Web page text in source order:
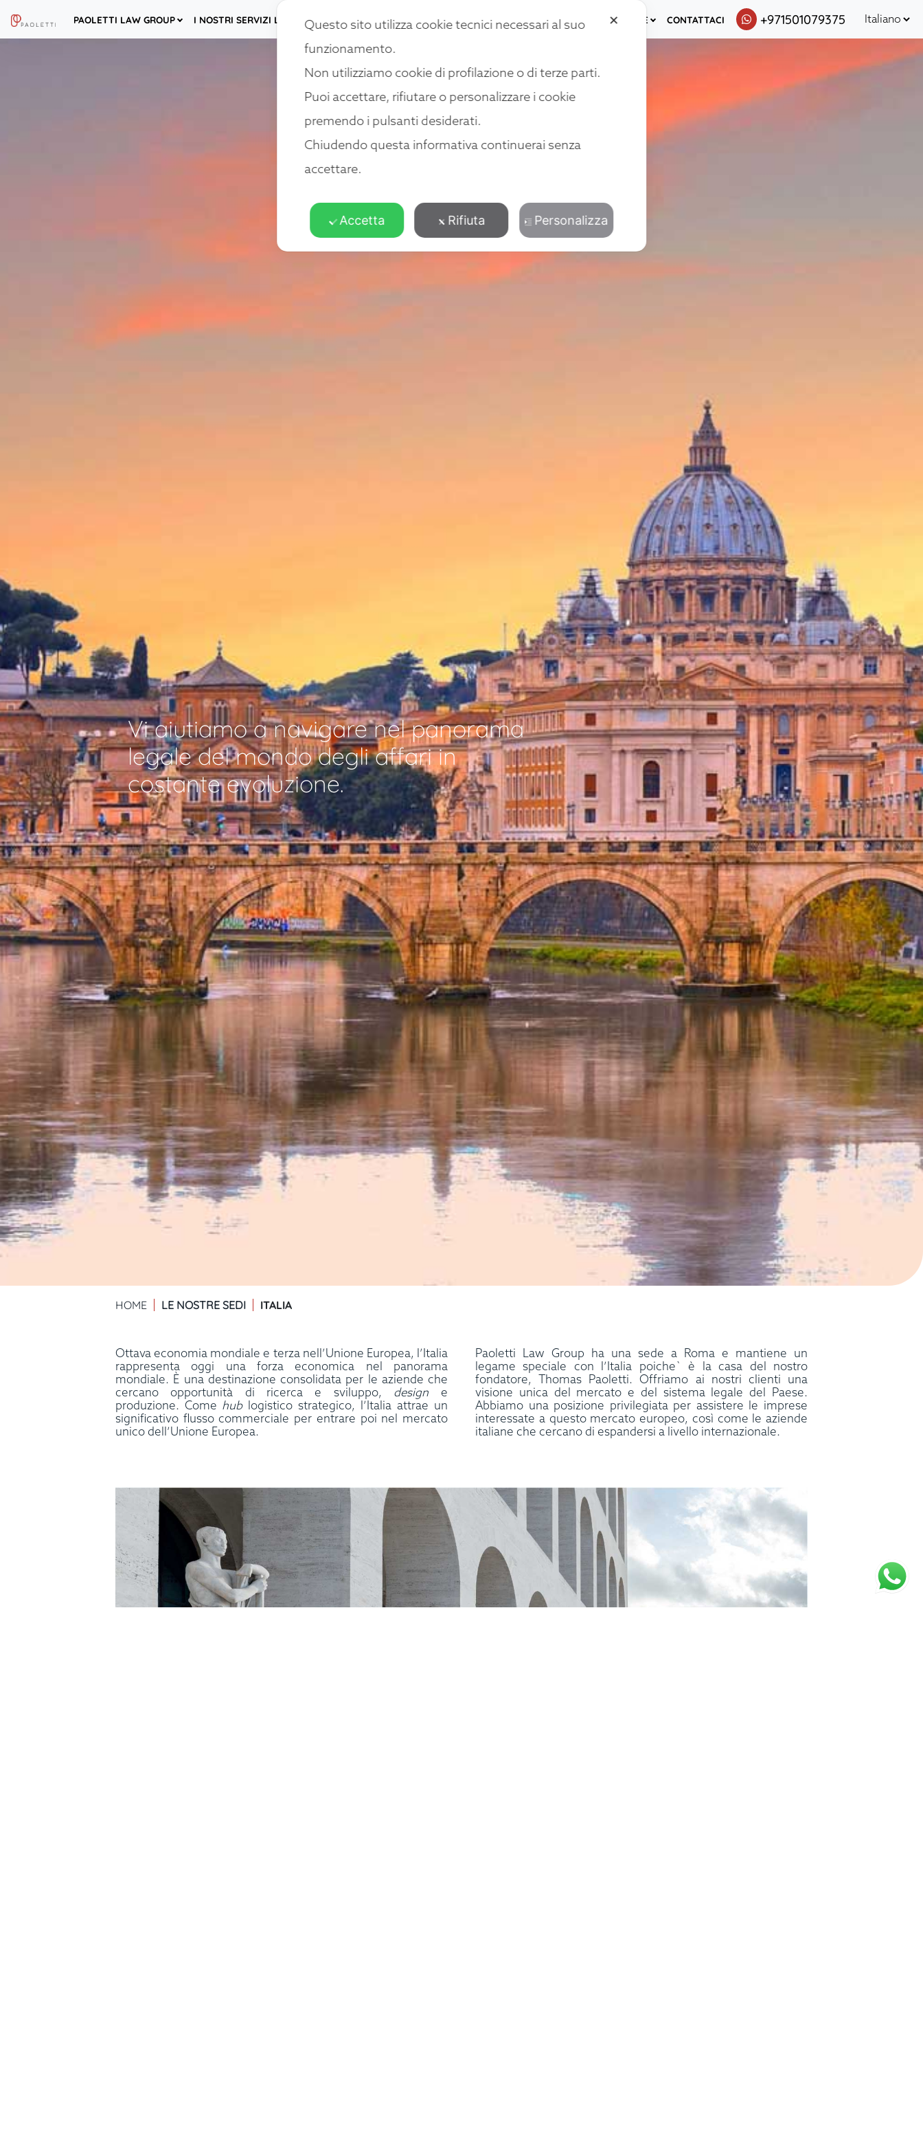
PAOLETTI LAW GROUP I NOSTRI SERVIZI LEGALI CHI SIAMO LE NOSTRE SEDI UNISCITI A NOI CENTRO RISORSE CONTATTACI +971501079375
Vi aiutiamo a navigare nel panorama
legale del mondo degli affari in
costante evoluzione.
HOME LE NOSTRE SEDI ITALIA
Ottava economia mondiale e terza nell’Unione Europea, l’Italia
rappresenta oggi una forza economica nel panorama
mondiale. È una destinazione consolidata per le aziende che
cercano opportunità di ricerca e sviluppo, design e
produzione. Come hublogistico strategico, l’Italia attrae un
significativo flusso commerciale per entrare poi nel mercato
unico dell’Unione Europea.
Paoletti Law Group ha una sede a Roma e mantiene un
legame speciale con l’Italia poiche` è la casa del nostro
fondatore, Thomas Paoletti. Offriamo ai nostri clienti una
visione unica del mercato e del sistema legale del Paese.
Abbiamo una posizione privilegiata per assistere le imprese
interessate a questo mercato europeo, così come le aziende
italiane che cercano di espandersi a livello internazionale.
✕
Questo sito utilizza cookie tecnici necessari al suo
funzionamento.
Non utilizziamo cookie di profilazione o di terze parti.
Puoi accettare, rifiutare o personalizzare i cookie
premendo i pulsanti desiderati.
Chiudendo questa informativa continuerai senza
accettare.
Accetta Rifiuta Personalizza